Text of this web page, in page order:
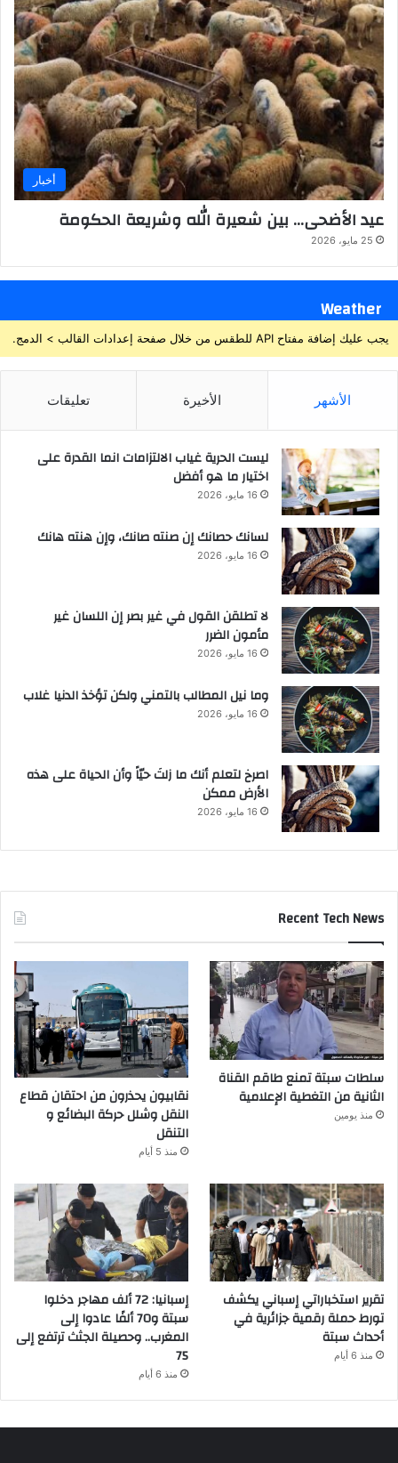
أخبار
عيد الأضحى… بين شعيرة الله وشريعة الحكومة
25 مايو، 2026
Weather
يجب عليك إضافة مفتاح API للطقس من خلال صفحة إعدادات القالب > الدمج.
الأشهر الأخيرة تعليقات
ليست الحرية غياب الالتزامات انما القدرة على
اختيار ما هو أفضل
16 مايو، 2026
لسانك حصانك إن صنته صانك، وإن هنته هانك
16 مايو، 2026
لا تطلقن القول في غير بصر إن اللسان غير
مأمون الضرر
16 مايو، 2026
وما نيل المطالب بالتمني ولكن تؤخذ الدنيا غلاب
16 مايو، 2026
‫اصرخ لتعلم أنك ما زلتَ حيّاً وأن الحياة على هذه
الأرض ممكن
16 مايو، 2026
Recent Tech News
سلطات سبتة تمنع طاقم القناة
الثانية من التغطية الإعلامية
منذ يومين
نقابيون يحذرون من احتقان قطاع
النقل وشلل حركة البضائع و
التنقل
منذ 5 أيام
تقرير استخباراتي إسباني يكشف
تورط حملة رقمية جزائرية في
أحداث سبتة
منذ 6 أيام
إسبانيا: 72 ألف مهاجر دخلوا
سبتة و70 ألفًا عادوا إلى
المغرب.. وحصيلة الجثث ترتفع إلى
75
منذ 6 أيام